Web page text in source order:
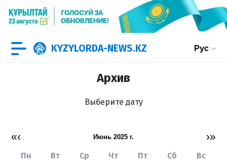
KYZYLORDA-NEWS.KZ Рус
Архив
Выберите дату
«‹ июнь 2025 г. ›»
Пн Вт Ср Чт Пт Сб Вс